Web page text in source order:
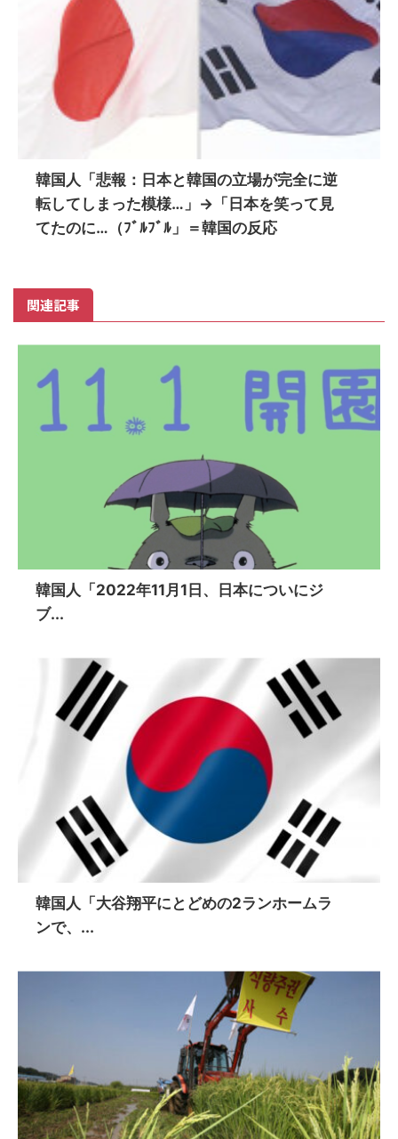
韓国人「悲報：日本と韓国の立場が完全に逆
転してしまった模様…」→「日本を笑って見
てたのに…（ﾌﾞﾙﾌﾞﾙ」＝韓国の反応
関連記事
韓国人「2022年11月1日、日本についにジ
ブ...
韓国人「大谷翔平にとどめの2ランホームラ
ンで、...